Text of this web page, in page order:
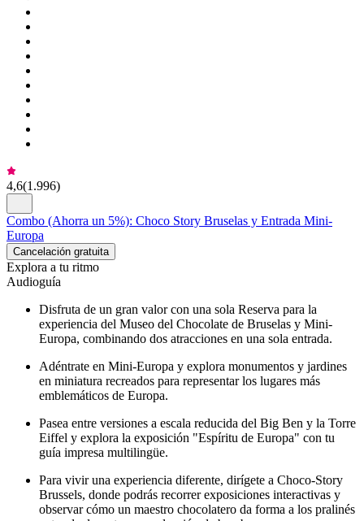
4,6(1.996)
Combo (Ahorra un 5%): Choco Story Bruselas y Entrada Mini-
Europa
Cancelación gratuita
Explora a tu ritmo
Audioguía
Disfruta de un gran valor con una sola Reserva para la
experiencia del Museo del Chocolate de Bruselas y Mini-
Europa, combinando dos atracciones en una sola entrada.
Adéntrate en Mini-Europa y explora monumentos y jardines
en miniatura recreados para representar los lugares más
emblemáticos de Europa.
Pasea entre versiones a escala reducida del Big Ben y la Torre
Eiffel y explora la exposición "Espíritu de Europa" con tu
guía impresa multilingüe.
Para vivir una experiencia diferente, dirígete a Choco-Story
Brussels, donde podrás recorrer exposiciones interactivas y
observar cómo un maestro chocolatero da forma a los pralinés